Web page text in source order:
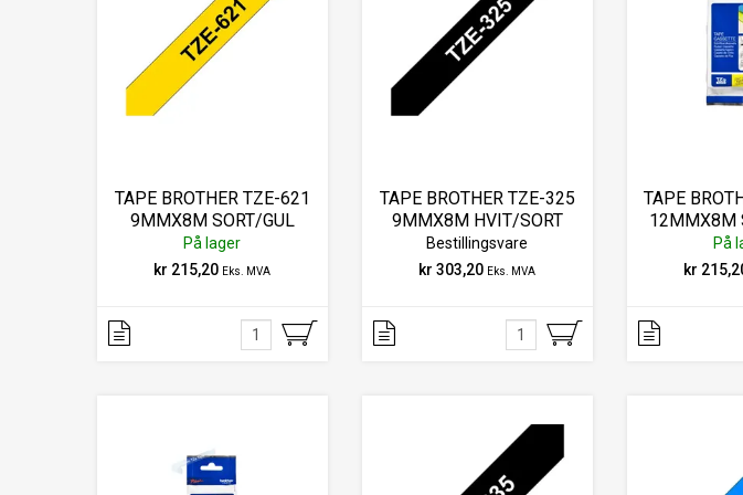
TAPE BROTHER TZE-621
9MMX8M SORT/GUL
På lager
kr 215,20 Eks. MVA
TAPE BROTHER TZE-325
9MMX8M HVIT/SORT
Bestillingsvare
kr 303,20 Eks. MVA
TAPE
12MMX8M
På
kr